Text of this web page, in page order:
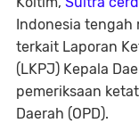
Indonesia tengah
terkait Laporan
(LKPJ) Kepala
pemeriksaan
Daerah (OPD).